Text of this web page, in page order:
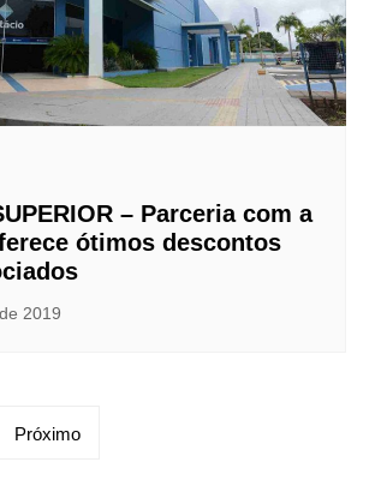
– Parceria com a
ótimos descontos
2019
Próximo